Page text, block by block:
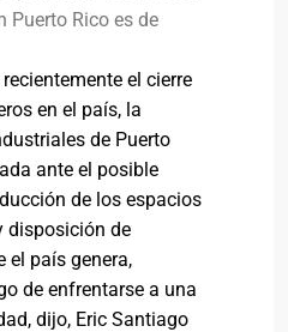
Puerto Rico es de
el cierre
en el país, la
de Puerto
ante el posible
de los espacios
disposición de
el país genera,
de enfrentarse a una
dijo, Eric Santiago